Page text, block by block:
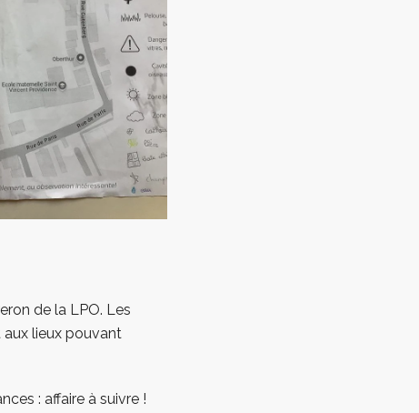
de la LPO. Les
lieux pouvant
: affaire à suivre !